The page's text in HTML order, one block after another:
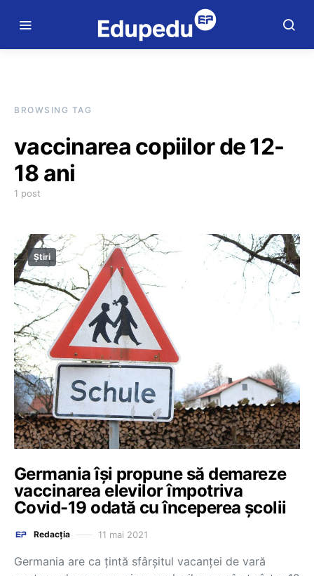
BROWSING TAG
vaccinarea copiilor de 12-
18 ani
1 post
Știri
Germania își propune să demareze
vaccinarea elevilor împotriva
Covid-19 odată cu începerea școlii
Redacția 11 mai 2021
Germania are ca ţintă sfârşitul vacanţei de vară